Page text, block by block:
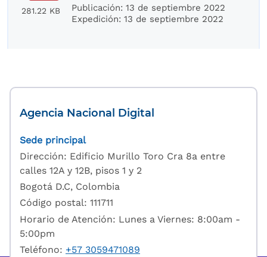
281.22 KB Publicación:13 de septiembre 2022
Expedición:13 de septiembre 2022
Agencia Nacional Digital
Sede principal
Dirección: Edificio Murillo Toro Cra 8a entre
calles 12A y 12B, pisos 1 y 2
Bogotá D.C, Colombia
Código postal: 111711
Horario de Atención: Lunes a Viernes: 8:00am -
5:00pm
Teléfono: +57 3059471089